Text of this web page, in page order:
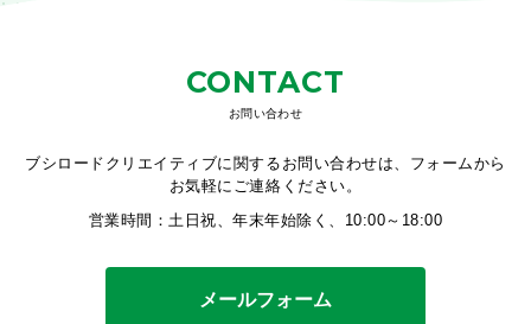
CONTACT
お問い合わせ
ブシロードクリエイティブに関するお問い合わせは、フォームから
お気軽にご連絡ください。
営業時間：土日祝、年末年始除く、10:00～18:00
メールフォーム